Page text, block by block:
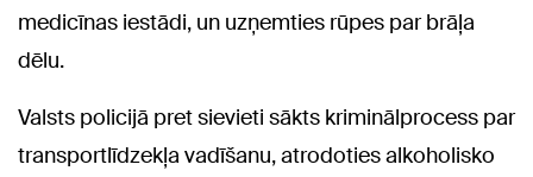
medicīnas iestādi, un uzņemties rūpes par brāļa
dēlu.
Valsts policijā pret sievieti sākts kriminālprocess par
transportlīdzekļa vadīšanu, atrodoties alkoholisko